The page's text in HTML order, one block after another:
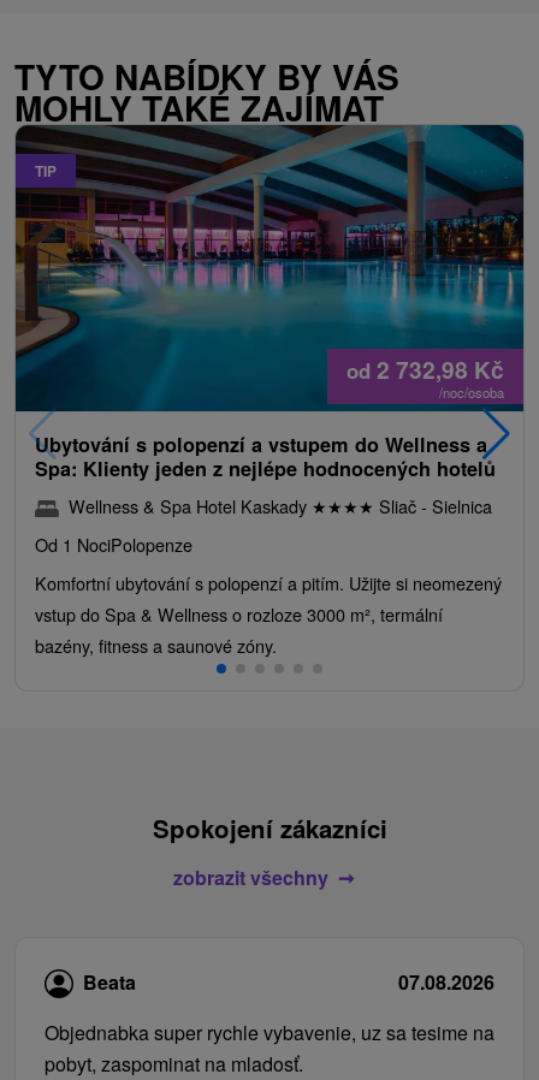
TYTO NABÍDKY BY VÁS
MOHLY TAKÉ ZAJÍMAT
TIP
od 2 732,98 Kč
/noc/osoba
Ubytování s polopenzí a vstupem do Wellness a
Spa: Klienty jeden z nejlépe hodnocených hotelů
Wellness & Spa Hotel Kaskady ★★★★ Sliač - Sielnica
Od 1 NociPolopenze
Komfortní ubytování s polopenzí a pitím. Užijte si neomezený
vstup do Spa & Wellness o rozloze 3000 m², termální
bazény, fitness a saunové zóny.
Spokojení zákazníci
zobrazit všechny
Beata
07.08.2026
Objednabka super rychle vybavenie, uz sa tesime na
pobyt, zaspominat na mladosť.